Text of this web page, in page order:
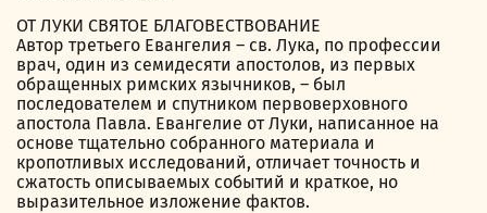
ОТ ЛУКИ СВЯТОЕ БЛАГОВЕСТВОВАНИЕ
Автор третьего Евангелия – св. Лука, по профессии
врач, один из семидесяти апостолов, из первых
обращенных римских язычников, – был
последователем и спутником первоверховного
апостола Павла. Евангелие от Луки, написанное на
основе тщательно собранного материала и
кропотливых исследований, отличает точность и
сжатость описываемых событий и краткое, но
выразительное изложение фактов.